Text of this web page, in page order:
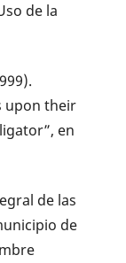
de la
upon their
en
de las
de